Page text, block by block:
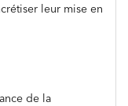
leur mise en
de la